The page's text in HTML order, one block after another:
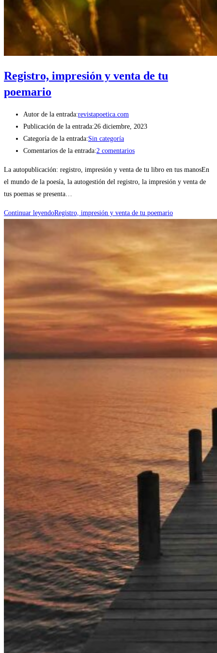
Registro, impresión y venta de tu
poemario
Autor de la entrada:revistapoetica.com
Publicación de la entrada:26 diciembre, 2023
Categoría de la entrada:Sin categoría
Comentarios de la entrada:2 comentarios
La autopublicación: registro, impresión y venta de tu libro en tus manosEn
el mundo de la poesía, la autogestión del registro, la impresión y venta de
tus poemas se presenta…
Continuar leyendoRegistro, impresión y venta de tu poemario